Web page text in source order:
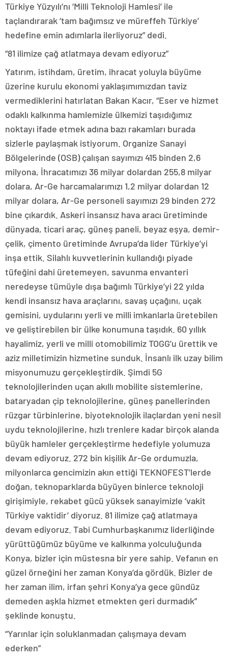
Türkiye Yüzyılı’nı ‘Milli Teknoloji Hamlesi’ ile
taçlandırarak ‘tam bağımsız ve müreffeh Türkiye’
hedefine emin adımlarla ilerliyoruz” dedi.
“81 ilimize çağ atlatmaya devam ediyoruz”
Yatırım, istihdam, üretim, ihracat yoluyla büyüme
üzerine kurulu ekonomi yaklaşımımızdan taviz
vermediklerini hatırlatan Bakan Kacır, “Eser ve hizmet
odaklı kalkınma hamlemizle ülkemizi taşıdığımız
noktayı ifade etmek adına bazı rakamları burada
sizlerle paylaşmak istiyorum. Organize Sanayi
Bölgelerinde (OSB) çalışan sayımızı 415 binden 2,6
milyona, İhracatımızı 36 milyar dolardan 255,8 milyar
dolara, Ar-Ge harcamalarımızı 1,2 milyar dolardan 12
milyar dolara, Ar-Ge personeli sayımızı 29 binden 272
bine çıkardık. Askeri insansız hava aracı üretiminde
dünyada, ticari araç, güneş paneli, beyaz eşya, demir-
çelik, çimento üretiminde Avrupa’da lider Türkiye’yi
inşa ettik. Silahlı kuvvetlerinin kullandığı piyade
tüfeğini dahi üretemeyen, savunma envanteri
neredeyse tümüyle dışa bağımlı Türkiye’yi 22 yılda
kendi insansız hava araçlarını, savaş uçağını, uçak
gemisini, uydularını yerli ve milli imkanlarla üretebilen
ve geliştirebilen bir ülke konumuna taşıdık. 60 yıllık
hayalimiz, yerli ve milli otomobilimiz TOGG’u ürettik ve
aziz milletimizin hizmetine sunduk. İnsanlı ilk uzay bilim
misyonumuzu gerçekleştirdik. Şimdi 5G
teknolojilerinden uçan akıllı mobilite sistemlerine,
bataryadan çip teknolojilerine, güneş panellerinden
rüzgar türbinlerine, biyoteknolojik ilaçlardan yeni nesil
uydu teknolojilerine, hızlı trenlere kadar birçok alanda
büyük hamleler gerçekleştirme hedefiyle yolumuza
devam ediyoruz. 272 bin kişilik Ar-Ge ordumuzla,
milyonlarca gencimizin akın ettiği TEKNOFEST’lerde
doğan, teknoparklarda büyüyen binlerce teknoloji
girişimiyle, rekabet gücü yüksek sanayimizle ‘vakit
Türkiye vaktidir’ diyoruz. 81 ilimize çağ atlatmaya
devam ediyoruz. Tabi Cumhurbaşkanımız liderliğinde
yürüttüğümüz büyüme ve kalkınma yolculuğunda
Konya, bizler için müstesna bir yere sahip. Vefanın en
güzel örneğini her zaman Konya’da gördük. Bizler de
her zaman ilim, irfan şehri Konya’ya gece gündüz
demeden aşkla hizmet etmekten geri durmadık”
şeklinde konuştu.
“Yarınlar için soluklanmadan çalışmaya devam
ederken”